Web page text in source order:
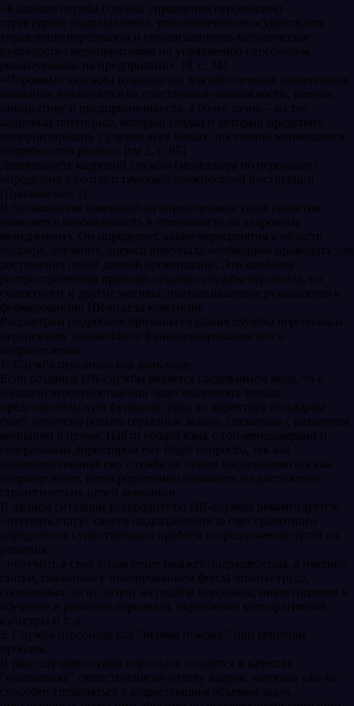
«Кадровая служба (служба управления персоналом) –
структурное подразделение, уполномоченное осуществлять
управление персоналом и организационно-методическое
руководство мероприятиями по управлению персоналом,
реализуемыми на предприятии». [8. с. 34]
«Огромные надежды руководства для обеспечения процветания
компании возлагаются на собственные возможности, умение,
инициативу и предприимчивость, а более точно – на тот
кадровый потенциал, который создан и который предстоит
модернизировать с учетом всех новых, постоянно меняющихся
потребностей рынка». [см 2. с. 95]
Деятельность кадровой службы (менеджера по персоналу)
определена в соответствующей должностной инструкции
(Приложение 1).
В большинстве компаний на определенном этапе развития
появляется необходимость в специалисте по кадровому
менеджменту. Он определяет, какие мероприятия в области
подбора, обучения, оценки персонала необходимо проводить для
достижения целей данной организации. Это наиболее
распространенная причина создания службы персонала, но
существуют и другие мотивы, подталкивающие руководство к
формированию HR-отдела компании.
Рассмотрим подробнее причины создания службы персонала и
перспективу дальнейшего функционирования этого
подразделения:
1. Служба персонала как дань моде.
Если создание HR-службы является следованием моде, то с
большой вероятностью она будет выполнять только
представительскую функцию: вряд ли директору по кадрам
будет поручено решать серьезные задачи, связанные с развитием
компании в целом. Найти общий язык с топ-менеджерами и
генеральным директором ему будет непросто, так как
подведомственная ему служба не станет восприниматься как
подразделение, непосредственно влияющее на достижение
стратегических целей компании.
В данной ситуации руководителю HR-службы рекомендуется:
- отстоять статус своего подразделения за счет грамотного
определения существующих проблем и предложения путей их
решения;
- получить в свое управление бюджет подразделения, а именно:
статьи, связанные с планированием фонда оплаты труда,
социальных льгот, затрат на подбор персонала, инвестициями в
обучение и развитие персонала, укрепление корпоративной
культуры и т. д.
2. Служба персонала как "первая помощь" при решении
проблем.
В ряде случаев служба персонала создается в качестве
"помощника" существующему отделу кадров, который уже не
способен справляться с возрастающим объемом задач,